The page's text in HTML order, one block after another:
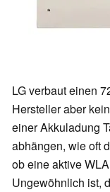
LG verbaut einen
Hersteller aber
einer Akkuladung
abhängen, wie oft
ob eine aktive
Ungewöhnlich ist,